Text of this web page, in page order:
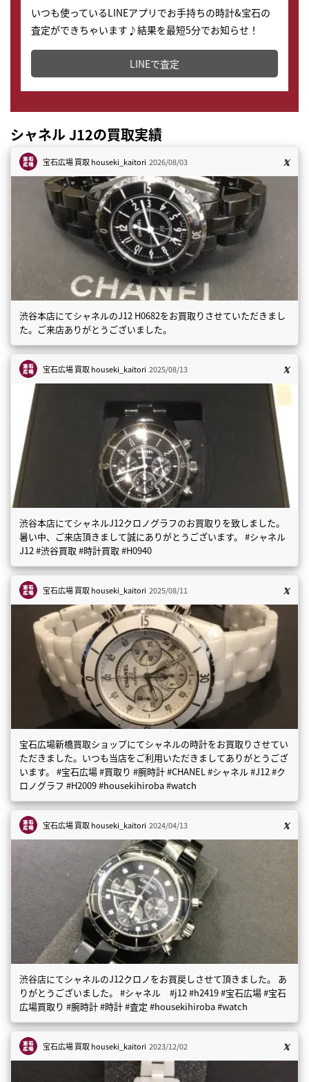
いつも使っているLINEアプリでお手持ちの時計&宝石の
査定ができちゃいます♪結果を最短5分でお知らせ！
どこからでもすぐに査定金額を知ることが出来ます。
LINEで査定
シャネル J12の買取実績
宝石広場 買取houseki_kaitori 2026/08/03
渋谷本店にてシャネルのJ12 H0682をお買取りさせていただきまし
た。ご来店ありがとうございました。
宝石広場 買取houseki_kaitori 2025/08/13
渋谷本店にてシャネルJ12クロノグラフのお買取りを致しました。
暑い中、ご来店頂きまして誠にありがとうございます。 #シャネル
J12 #渋谷買取 #時計買取 #H0940
宝石広場 買取houseki_kaitori 2025/08/11
宝石広場新橋買取ショップにてシャネルの時計をお買取りさせてい
ただきました。いつも当店をご利用いただきましてありがとうござ
います。 #宝石広場 #買取り #腕時計 #CHANEL #シャネル #J12 #ク
ロノグラフ #H2009 #housekihiroba #watch
宝石広場 買取houseki_kaitori 2024/04/13
渋谷店にてシャネルのJ12クロノをお買戻しさせて頂きました。 あ
りがとうございました。 #シャネル #j12 #h2419 #宝石広場 #宝石
広場買取り #腕時計 #時計 #査定 #housekihiroba #watch
宝石広場 買取houseki_kaitori 2023/12/02